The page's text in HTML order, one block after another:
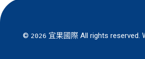
© 2026 宜果國際All rights reserved.